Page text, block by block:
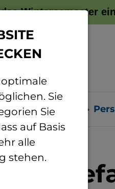
Wintersemester
Sie
Sie
auf Basis
alle
stehen.